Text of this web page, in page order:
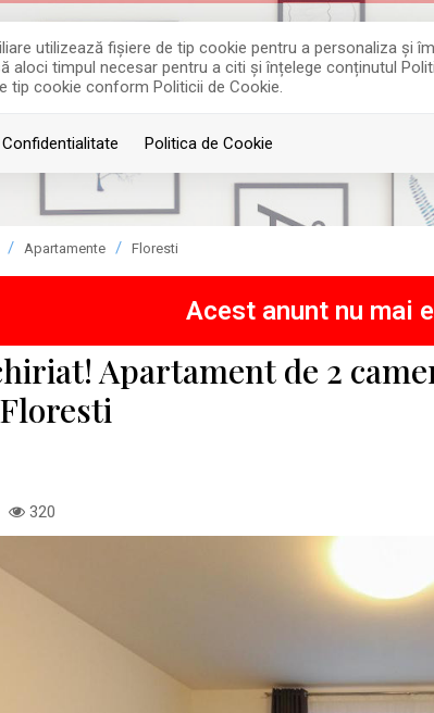
utilizează fişiere de tip cookie pentru a personaliza și
aloci timpul necesar pentru a citi și înțelege conținutul
tip cookie conform Politicii de Cookie.
Politica de Cookie
Apartamente Floresti
Acest anunt nu mai
Apartament de 2
320